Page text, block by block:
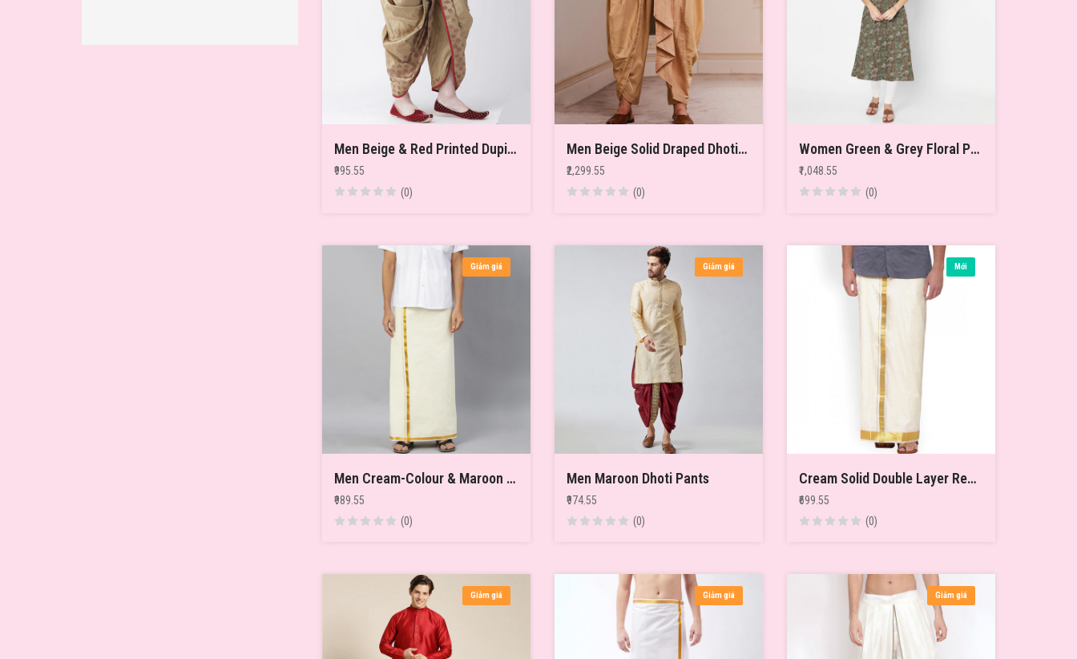
Men Beige & Red Printed Dupion Silk Dhoti Pants
₹995.55
(0)
Men Beige Solid Draped Dhoti Pants
₹2,299.55
(0)
Women Green & Grey Floral Printed Cotton A-Line Kurta
₹1,048.55
(0)
Giảm giá
Men Cream-Colour & Maroon Solid Sequin Velvet Finish Border Stitched Dhoti
₹989.55
(0)
Giảm giá
Men Maroon Dhoti Pants
₹974.55
(0)
Mới
Cream Solid Double Layer Readymade Dhoti With Pocket
₹699.55
(0)
Giảm giá Giảm giá Giảm giá